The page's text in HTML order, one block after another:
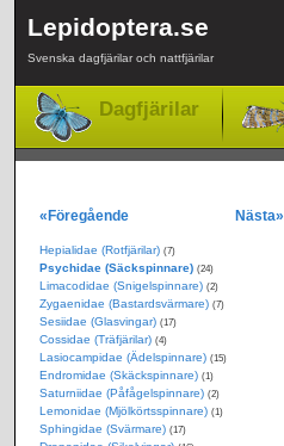
Lepidoptera.se
Svenska dagfjärilar och nattfjärilar
Dagfjärilar
«Föregående Nästa»
Hepialidae (Rotfjärilar) (7)
Psychidae (Säckspinnare) (24)
Limacodidae (Snigelspinnare) (2)
Zygaenidae (Bastardsvärmare) (7)
Sesiidae (Glasvingar) (17)
Cossidae (Träfjärilar) (4)
Lasiocampidae (Ädelspinnare) (15)
Endromidae (Skäckspinnare) (1)
Saturniidae (Påfågelspinnare) (2)
Lemonidae (Mjölkörtsspinnare) (1)
Sphingidae (Svärmare) (17)